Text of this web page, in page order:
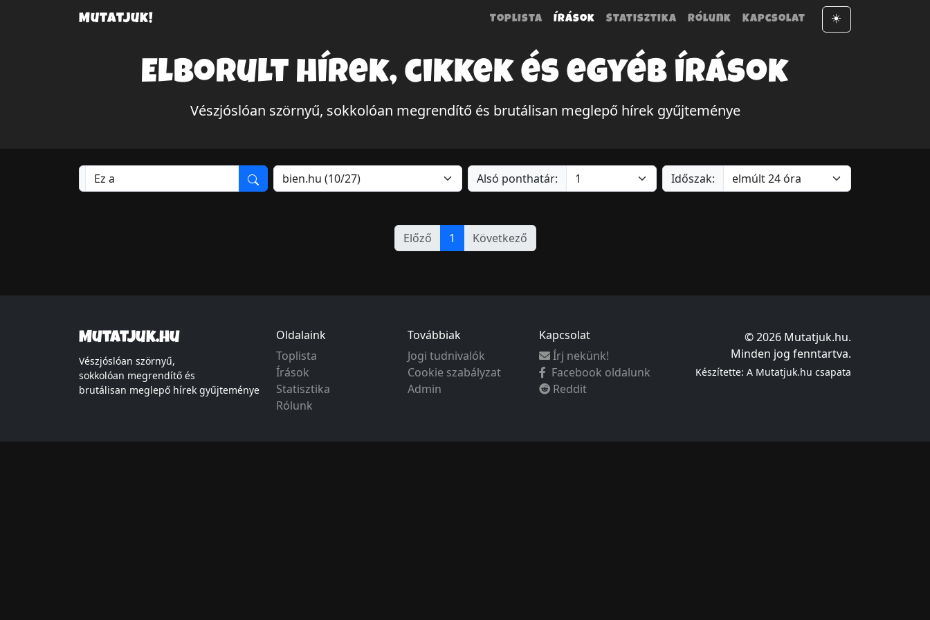
Mutatjuk! Toplista Írások Statisztika Rólunk Kapcsolat ☀️
Elborult hírek, cikkek és egyéb írások
Vészjóslóan szörnyű, sokkolóan megrendítő és brutálisan meglepő hírek gyűjteménye
Alsó ponthatár: Időszak:
Előző 1 Következő
Mutatjuk.hu
Vészjóslóan szörnyű,
sokkolóan megrendítő és
brutálisan meglepő hírek gyűjteménye
Oldalaink
Toplista
Írások
Statisztika
Rólunk
Továbbiak
Jogi tudnivalók
Cookie szabályzat
Admin
Kapcsolat
Írj nekünk!
Facebook oldalunk
Reddit
© 2026 Mutatjuk.hu.
Minden jog fenntartva.
Készítette: A Mutatjuk.hu csapata